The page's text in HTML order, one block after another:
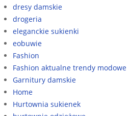
dresy damskie
drogeria
eleganckie sukienki
eobuwie
Fashion
Fashion aktualne trendy modowe
Garnitury damskie
Home
Hurtownia sukienek